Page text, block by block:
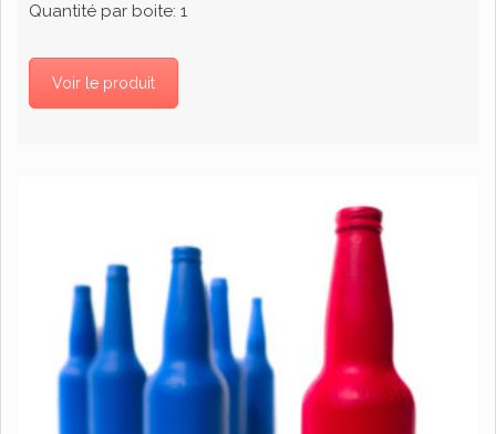
Quantité par boite: 1
Voir le produit